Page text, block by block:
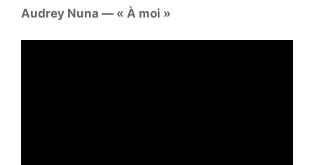
Audrey Nuna — « À moi »